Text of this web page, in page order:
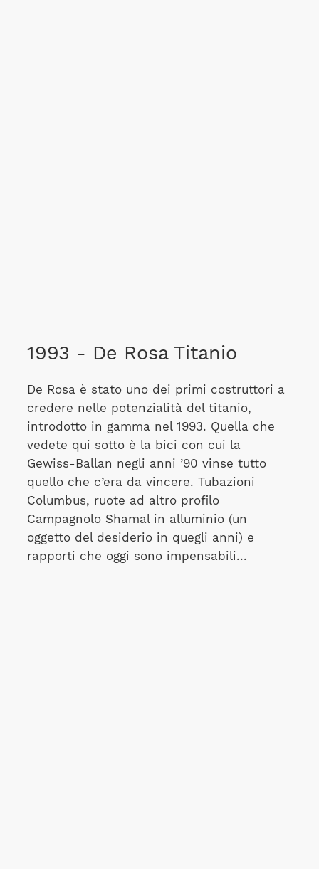
1993 - De Rosa Titanio
De Rosa è stato uno dei primi costruttori a
credere nelle potenzialità del titanio,
introdotto in gamma nel 1993. Quella che
vedete qui sotto è la bici con cui la
Gewiss-Ballan negli anni ’90 vinse tutto
quello che c’era da vincere. Tubazioni
Columbus, ruote ad altro profilo
Campagnolo Shamal in alluminio (un
oggetto del desiderio in quegli anni) e
rapporti che oggi sono impensabili...